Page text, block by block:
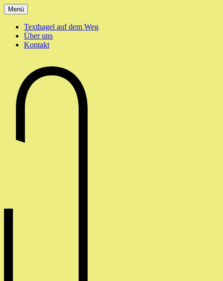
Zum
Inhalt
springen
Menü
Texthagel auf dem Weg
Über uns
Kontakt
texthagel.de